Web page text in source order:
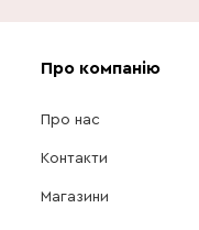
Про компанію
Про нас
Контакти
Магазини